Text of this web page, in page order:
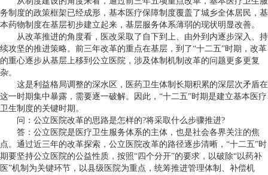
务制度的政策框架已经成形，基本医疗保障制度覆盖了城乡全体居民，基
本药物制度在基层初步建立起来，基层服务体系薄弱的现状明显改善。
从改革推进的角度看，医改采取了自下到上、由外到内逐步深入、持
续攻坚的推进策略。前三年改革的重点在基层，到了“十二五”时期，改革
的重心逐步从基层上移到公立医院，涉及体制机制改革的问题更多更复
杂。
这是利益格局调整的深水区，医药卫生体制长期积累的深层次矛盾在
这一时期集中暴露，需要逐一破解。因此，“十二五”时期是建立基本医疗
卫生制度的关键时期。
问：公立医院改革的思路是怎样的?将采取什么步骤推进?
答：公立医院是医疗卫生服务体系的主体，也是社会各界关注的焦
点。通过近三年的改革探索，公立医院改革的路径逐步清晰，“十二五”时
期要坚持公立医院的公益性质，按照“四个分开”的要求，以破除“以药补
医”机制为关键环节，以县级医院为重点，统筹推进管理体制、补偿机